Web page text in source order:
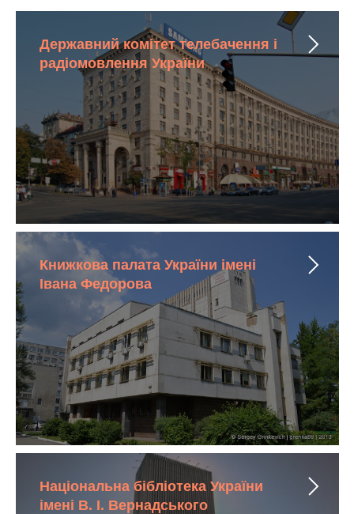
Державний комітет телебачення і
радіомовлення України
Книжкова палата України імені
Івана Федорова
Національна бібліотека України
імені В. І. Вернадського